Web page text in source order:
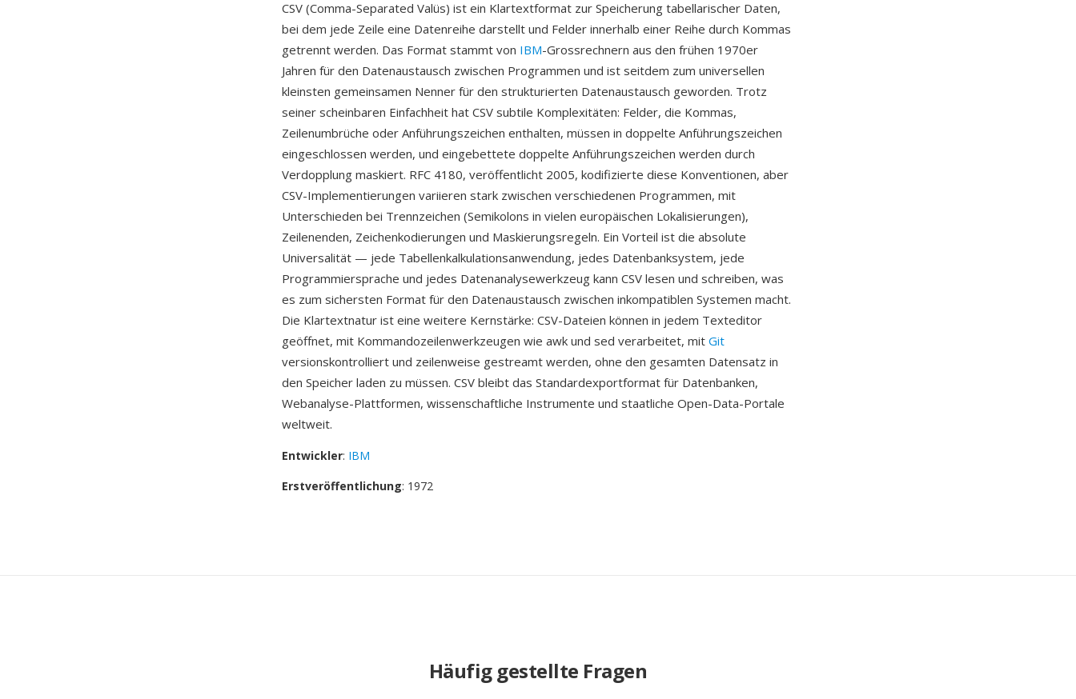
CSV (Comma-Separated Valüs) ist ein Klartextformat zur Speicherung tabellarischer Daten,
bei dem jede Zeile eine Datenreihe darstellt und Felder innerhalb einer Reihe durch Kommas
getrennt werden. Das Format stammt von IBM-Grossrechnern aus den frühen 1970er
Jahren für den Datenaustausch zwischen Programmen und ist seitdem zum universellen
kleinsten gemeinsamen Nenner für den strukturierten Datenaustausch geworden. Trotz
seiner scheinbaren Einfachheit hat CSV subtile Komplexitäten: Felder, die Kommas,
Zeilenumbrüche oder Anführungszeichen enthalten, müssen in doppelte Anführungszeichen
eingeschlossen werden, und eingebettete doppelte Anführungszeichen werden durch
Verdopplung maskiert. RFC 4180, veröffentlicht 2005, kodifizierte diese Konventionen, aber
CSV-Implementierungen variieren stark zwischen verschiedenen Programmen, mit
Unterschieden bei Trennzeichen (Semikolons in vielen europäischen Lokalisierungen),
Zeilenenden, Zeichenkodierungen und Maskierungsregeln. Ein Vorteil ist die absolute
Universalität — jede Tabellenkalkulationsanwendung, jedes Datenbanksystem, jede
Programmiersprache und jedes Datenanalysewerkzeug kann CSV lesen und schreiben, was
es zum sichersten Format für den Datenaustausch zwischen inkompatiblen Systemen macht.
Die Klartextnatur ist eine weitere Kernstärke: CSV-Dateien können in jedem Texteditor
geöffnet, mit Kommandozeilenwerkzeugen wie awk und sed verarbeitet, mit Git
versionskontrolliert und zeilenweise gestreamt werden, ohne den gesamten Datensatz in
den Speicher laden zu müssen. CSV bleibt das Standardexportformat für Datenbanken,
Webanalyse-Plattformen, wissenschaftliche Instrumente und staatliche Open-Data-Portale
weltweit.
Entwickler: IBM
Erstveröffentlichung: 1972
Häufig gestellte Fragen